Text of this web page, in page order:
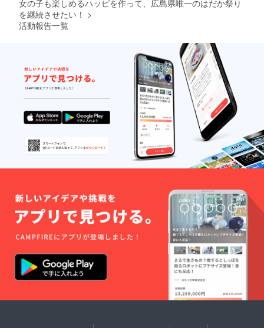
女の子も楽しめるハッピを作って、広島県唯一のはだか祭り
を継続させたい！ >
活動報告一覧